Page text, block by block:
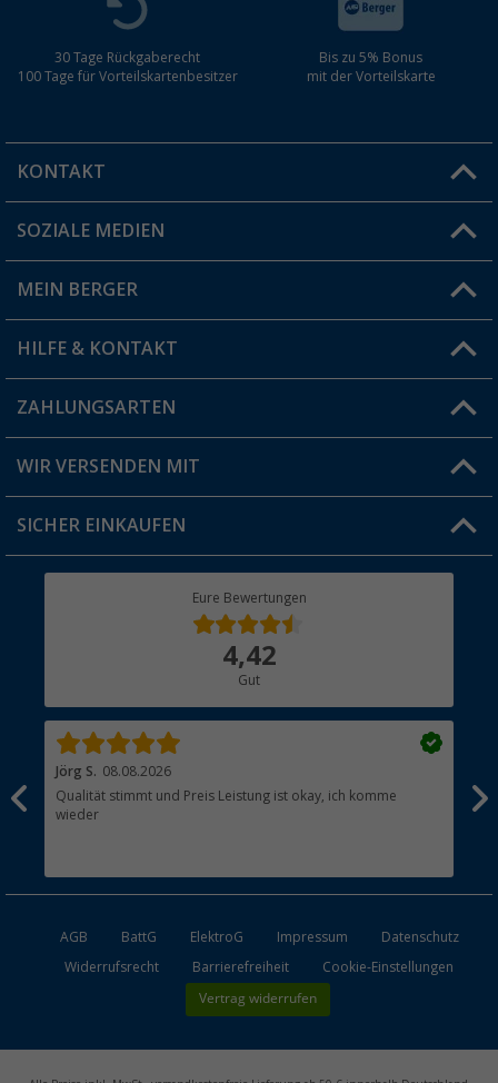
30 Tage Rückgaberecht
100 Tage für Vorteilskartenbesitzer
Bis zu 5% Bonus
mit der Vorteilskarte
KONTAKT
Du hast eine Frage?
Filiale finden
SOZIALE MEDIEN
MEIN BERGER
Vorteilskarte
Blog
Jobs & Karriere
HILFE & KONTAKT
FAQ & Kontakt
Versandinformationen
Rücksendung
ZAHLUNGSARTEN
WIR VERSENDEN MIT
SICHER EINKAUFEN
Eure Bewertungen
4,42
Gut
Jörg S. 08.08.2026
Qualität stimmt und Preis Leistung ist okay, ich komme
wieder
AGB BattG ElektroG Impressum
Datenschutz
Widerrufsrecht
Barrierefreiheit Cookie-Einstellungen
Vertrag widerrufen